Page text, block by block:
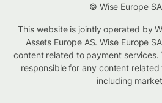
© Wise Europe
This website is jointly operated by
Assets Europe AS. Wise Europe
content related to payment services.
responsible for any content
including